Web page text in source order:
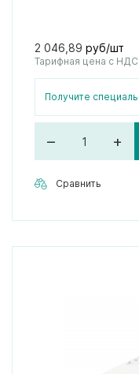
2 046,89 руб/шт
Тарифная цена с НДС
Получите
– +
Сравнить